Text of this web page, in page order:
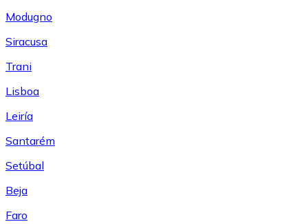
Modugno
Siracusa
Trani
Lisboa
Leiría
Santarém
Setúbal
Beja
Faro